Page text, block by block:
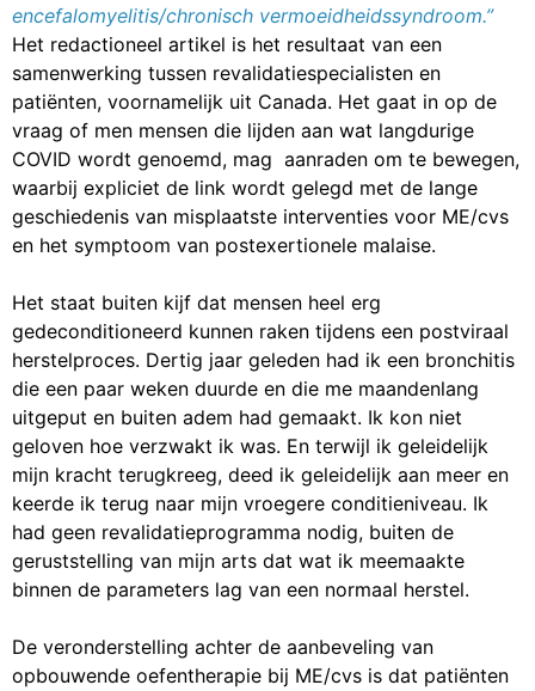
encefalomyelitis/chronisch vermoeidheidssyndroom.”
Het redactioneel artikel is het resultaat van een
samenwerking tussen revalidatiespecialisten en
patiënten, voornamelijk uit Canada. Het gaat in op de
vraag of men mensen die lijden aan wat langdurige
COVID wordt genoemd, mag aanraden om te bewegen,
waarbij expliciet de link wordt gelegd met de lange
geschiedenis van misplaatste interventies voor ME/cvs
en het symptoom van postexertionele malaise.
Het staat buiten kijf dat mensen heel erg
gedeconditioneerd kunnen raken tijdens een postviraal
herstelproces. Dertig jaar geleden had ik een bronchitis
die een paar weken duurde en die me maandenlang
uitgeput en buiten adem had gemaakt. Ik kon niet
geloven hoe verzwakt ik was. En terwijl ik geleidelijk
mijn kracht terugkreeg, deed ik geleidelijk aan meer en
keerde ik terug naar mijn vroegere conditieniveau. Ik
had geen revalidatieprogramma nodig, buiten de
geruststelling van mijn arts dat wat ik meemaakte
binnen de parameters lag van een normaal herstel.
De veronderstelling achter de aanbeveling van
opbouwende oefentherapie bij ME/cvs is dat patiënten